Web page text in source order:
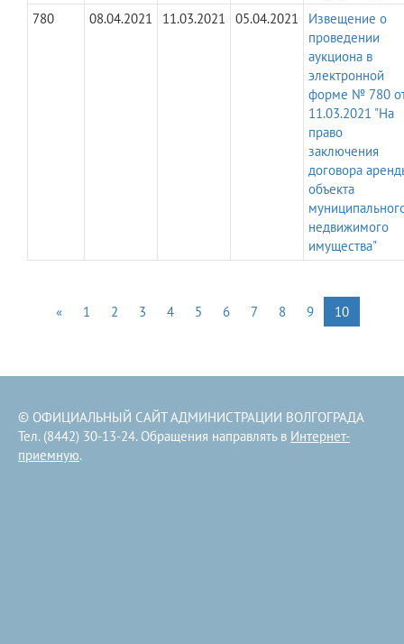
780
08.04.2021 11.03.2021 05.04.2021
Извещение о
проведении
аукциона в
электронной
форме № 780
11.03.2021 "На
право
заключения
договора
объекта
недвижимого
имущества"
« 1 2 3 4 5 6 7 8 9 10
© ОФИЦИАЛЬНЫЙ САЙТ АДМИНИСТРАЦИИ ВОЛГОГРАДА
Тел. (8442) 30-13-24. Обращения направлять в Интернет-
приемную.